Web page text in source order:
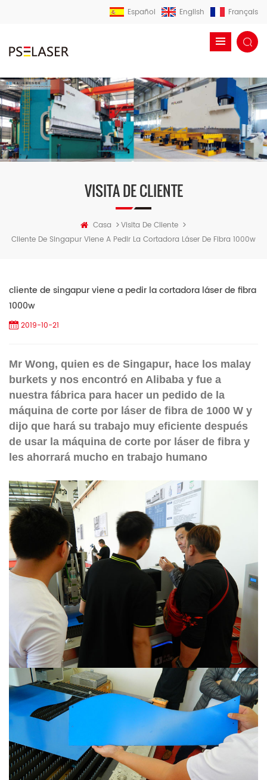
Español English Français
VISITA DE CLIENTE
Casa >Visita De Cliente >
Cliente De Singapur Viene A Pedir La Cortadora Láser De Fibra 1000w
cliente de singapur viene a pedir la cortadora láser de fibra
1000w
2019-10-21
Mr Wong, quien es de Singapur, hace los malay
burkets y nos encontró en Alibaba y fue a
nuestra fábrica para hacer un pedido de la
máquina de corte por láser de fibra de 1000 W y
dijo que hará su trabajo muy eficiente después
de usar la máquina de corte por láser de fibra y
les ahorrará mucho en trabajo humano